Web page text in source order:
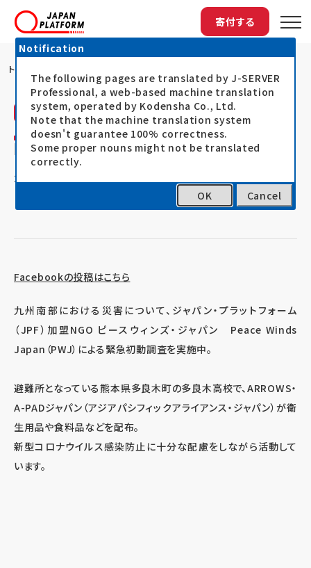
寄付する
トップ
活動レポート ピースウィンズ・ジャパン
熊本県多良木市で、PWJが衛生用品を配布
20.07.08
Facebookの投稿はこちら
九州南部における災害について、ジャパン・プラットフォーム
（JPF）加盟NGO ピースウィンズ・ジャパン Peace Winds
Japan（PWJ）による緊急初動調査を実施中。
避難所となっている熊本県多良木町の多良木高校で、ARROWS・
A-PADジャパン（アジアパシフィックアライアンス・ジャパン）が衛
生用品や食料品などを配布。
新型コロナウイルス感染防止に十分な配慮をしながら活動して
います。
Notification
The following pages are translated by J-SERVER
Professional, a web-based machine translation
system, operated by Kodensha Co., Ltd.
Note that the machine translation system
doesn't guarantee 100% correctness.
Some proper nouns might not be translated
correctly.
OK Cancel